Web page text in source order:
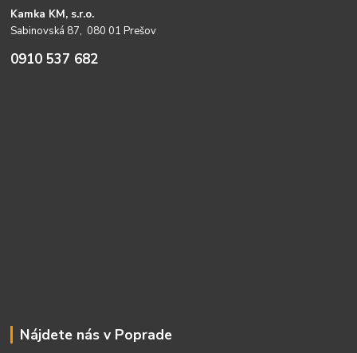
Kamka KM, s.r.o.
Sabinovská 87, 080 01 Prešov
0910 537 682
Nájdete nás v Poprade